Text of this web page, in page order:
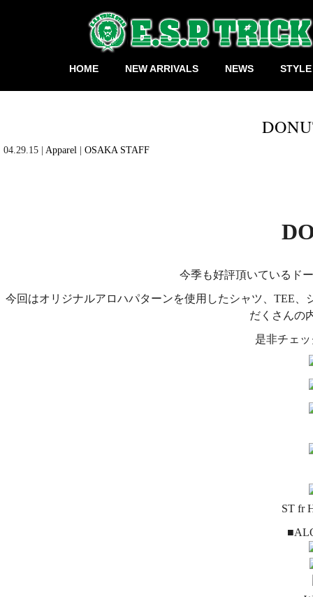
HOME NEW ARRIVALS NEWS STYLE
04.29.15 | Apparel | OSAKA STAFF
今季も好評頂いているド
今回はオリジナルアロハパターンを使用したシャツ、TEE、
だくさんの
是非チェ
ST fr